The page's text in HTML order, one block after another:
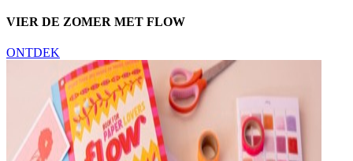
VIER DE ZOMER MET FLOW
ONTDEK